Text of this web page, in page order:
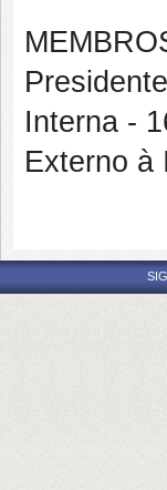
Interna -
Externo à